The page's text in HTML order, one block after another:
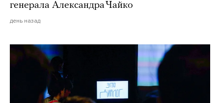
генерала Александра Чайко
день назад